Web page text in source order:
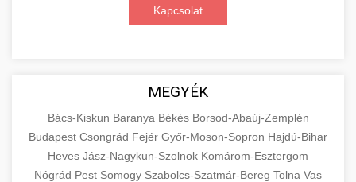
Kapcsolat
MEGYÉK
Bács-Kiskun Baranya Békés Borsod-Abaúj-Zemplén
Budapest Csongrád Fejér Győr-Moson-Sopron Hajdú-Bihar
Heves Jász-Nagykun-Szolnok Komárom-Esztergom
Nógrád Pest Somogy Szabolcs-Szatmár-Bereg Tolna Vas